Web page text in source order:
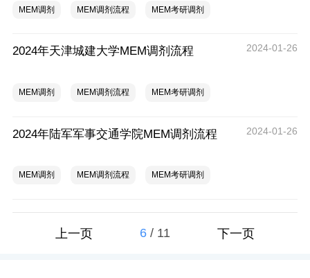
MEM调剂 MEM调剂流程 MEM考研调剂
2024年天津城建大学MEM调剂流程 2024-01-26
MEM调剂 MEM调剂流程 MEM考研调剂
2024年陆军军事交通学院MEM调剂流程 2024-01-26
MEM调剂 MEM调剂流程 MEM考研调剂
上一页 6 / 11 下一页